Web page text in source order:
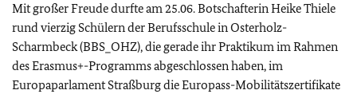
Mit großer Freude durfte am 25.06. Botschafterin Heike Thiele
rund vierzig Schülern der Berufsschule in Osterholz-
Scharmbeck (BBS_OHZ), die gerade ihr Praktikum im Rahmen
des Erasmus+-Programms abgeschlossen haben, im
Europaparlament Straßburg die Europass-Mobilitätszertifikate